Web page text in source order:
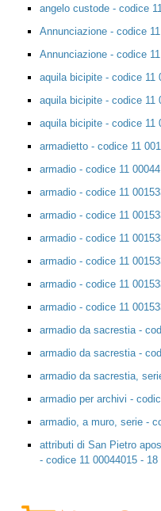
angelo custode - codice
Annunciazione - codice
Annunciazione - codice
aquila bicipite - codice 11
aquila bicipite - codice 11
aquila bicipite - codice 11
armadietto - codice 11
armadio - codice 11
armadio - codice 11
armadio - codice 11
armadio - codice 11
armadio - codice 11
armadio - codice 11
armadio - codice 11
armadio da sacrestia -
armadio da sacrestia -
armadio da sacrestia,
armadio per archivi -
armadio, a muro, serie -
attributi di San Pietro
- codice 11 00044015 - 18